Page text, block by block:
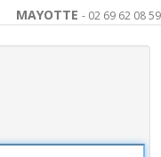
MAYOTTE - 02 69 62 08 59